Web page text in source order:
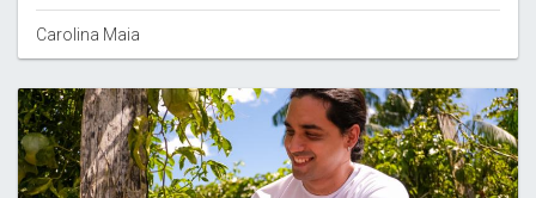
Carolina Maia